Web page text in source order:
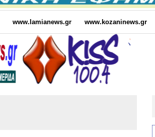
www.lamianews.gr www.kozaninews.gr
: